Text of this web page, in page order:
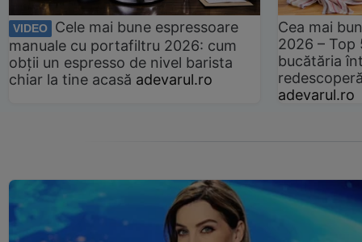
VIDEO
Cele mai bune espressoare
manuale cu portafiltru 2026: cum
obții un espresso de nivel barista
chiar la tine acasă adevarul.ro
Cea mai
2026 –
bucătăria
adevarul.ro